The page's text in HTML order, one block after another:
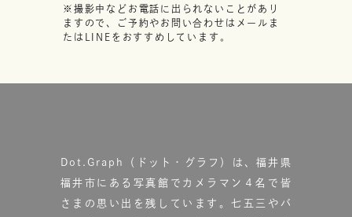
※撮影中などお電話に出られないことがあり
ますので、ご予約やお問い合わせはメールま
たはLINEをおすすめしています。
Dot.Graph（ドット・グラフ）は、福井県
福井市にある写真館で カメラマン４名で皆
さまの思い出を残しています。七五三やバ